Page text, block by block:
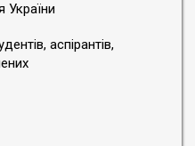
України
аспірантів,